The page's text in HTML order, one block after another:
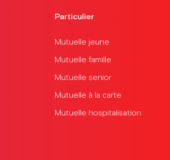
Particulier
Mutuelle jeune
Mutuelle famille
Mutuelle senior
Mutuelle à la carte
Mutuelle hospitalisation